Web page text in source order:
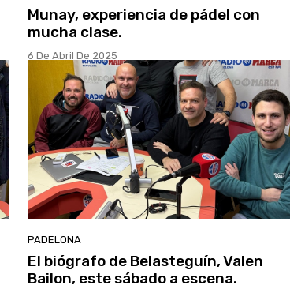
Munay, experiencia de pádel con
mucha clase.
6 De Abril De 2025
PADELONA
El biógrafo de Belasteguín, Valen
Bailon, este sábado a escena.